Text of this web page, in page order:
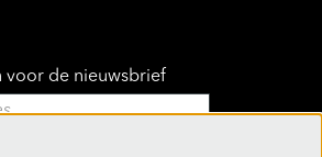
voor de nieuwsbrief